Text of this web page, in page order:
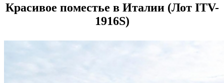
Красивое поместье в Италии (Лот ITV-
1916S)